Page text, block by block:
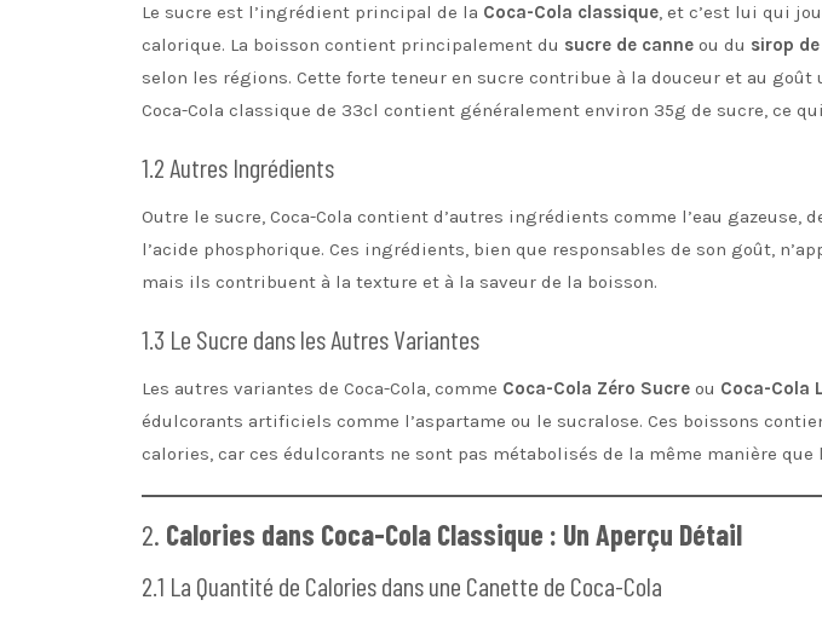
Le sucre est l’ingrédient principal de la Coca-Cola classique, et c’est lui qui
calorique. La boisson contient principalement du sucre de canne ou du sirop
selon les régions. Cette forte teneur en sucre contribue à la douceur et au goût
Coca-Cola classique de 33cl contient généralement environ 35g de sucre, ce
1.2 Autres Ingrédients
Outre le sucre, Coca-Cola contient d’autres ingrédients comme l’eau gazeuse,
l’acide phosphorique. Ces ingrédients, bien que responsables de son goût,
mais ils contribuent à la texture et à la saveur de la boisson.
1.3 Le Sucre dans les Autres Variantes
Les autres variantes de Coca-Cola, comme Coca-Cola Zéro Sucre ou Coca-Cola
édulcorants artificiels comme l’aspartame ou le sucralose. Ces boissons
calories, car ces édulcorants ne sont pas métabolisés de la même manière
2. Calories dans Coca-Cola Classique : Un Aperçu Détail
2.1 La Quantité de Calories dans une Canette de Coca-Cola